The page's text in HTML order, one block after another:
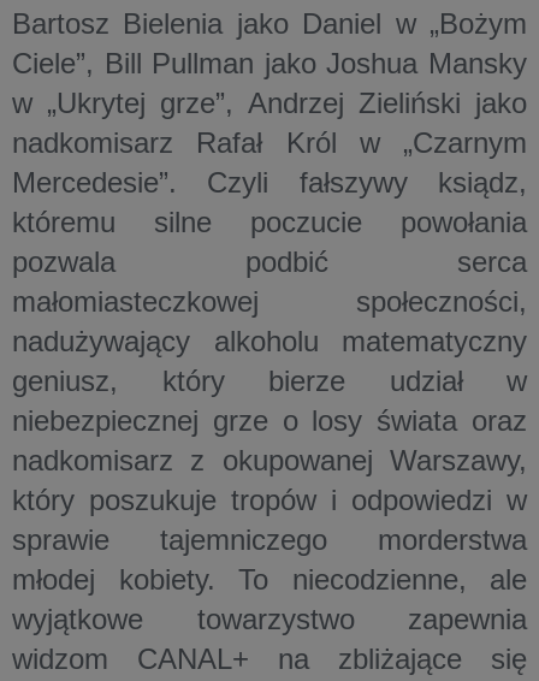
Bartosz Bielenia jako Daniel w „Bożym
Ciele”, Bill Pullman jako Joshua Mansky
w „Ukrytej grze”, Andrzej Zieliński jako
nadkomisarz Rafał Król w „Czarnym
Mercedesie”. Czyli fałszywy ksiądz,
któremu silne poczucie powołania
pozwala podbić serca
małomiasteczkowej społeczności,
nadużywający alkoholu matematyczny
geniusz, który bierze udział w
niebezpiecznej grze o losy świata oraz
nadkomisarz z okupowanej Warszawy,
który poszukuje tropów i odpowiedzi w
sprawie tajemniczego morderstwa
młodej kobiety. To niecodzienne, ale
wyjątkowe towarzystwo zapewnia
widzom CANAL+ na zbliżające się